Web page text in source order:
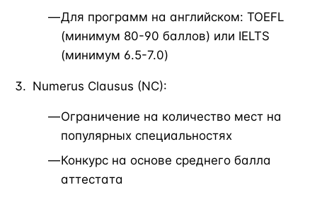
Для программ на английском: TOEFL
(минимум 80-90 баллов) или IELTS
(минимум 6.5-7.0)
Numerus Clausus (NC):
Ограничение на количество мест на
популярных специальностях
Конкурс на основе среднего балла
аттестата